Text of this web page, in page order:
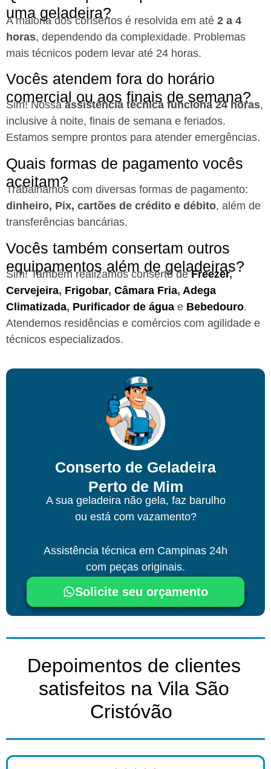
uma geladeira?
A maioria dos consertos é resolvida em até 2 a 4
horas, dependendo da complexidade. Problemas
mais técnicos podem levar até 24 horas.
Vocês atendem fora do horário
comercial ou aos finais de semana?
Sim! Nossaassistência técnica funciona 24 horas,
inclusive à noite, finais de semana e feriados.
Estamos sempre prontos para atender emergências.
Quais formas de pagamento vocês
aceitam?
Trabalhamos com diversas formas de pagamento:
dinheiro, Pix, cartões de crédito e débito, além de
transferências bancárias.
Vocês também consertam outros
equipamentos além de geladeiras?
Sim! Também realizamos conserto deFreezer,
Cervejeira, Frigobar, Câmara Fria, Adega
Climatizada, Purificador de água e Bebedouro.
Atendemos residências e comércios com agilidade e
técnicos especializados.
Conserto de Geladeira
Perto de Mim
A sua geladeira não gela, faz barulho
ou está com vazamento?
Assistência técnica em Campinas 24h
com peças originais.
Solicite seu orçamento
Depoimentos de clientes
satisfeitos na Vila São
Cristóvão ​